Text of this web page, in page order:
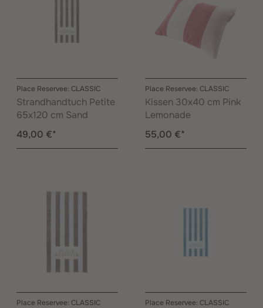
Place Reservee: CLASSIC
Strandhandtuch Petite
65x120 cm Sand
49,00 €*
Place Reservee: CLASSIC
Kissen 30x40 cm Pink
Lemonade
55,00 €*
Place Reservee: CLASSIC Place Reservee: CLASSIC